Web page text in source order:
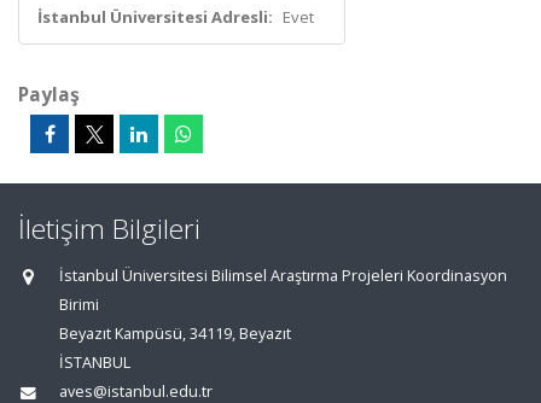
İstanbul Üniversitesi Adresli: Evet
Paylaş
İletişim Bilgileri
İstanbul Üniversitesi Bilimsel Araştırma Projeleri Koordinasyon
Birimi
Beyazıt Kampüsü, 34119, Beyazıt
İSTANBUL
aves@istanbul.edu.tr